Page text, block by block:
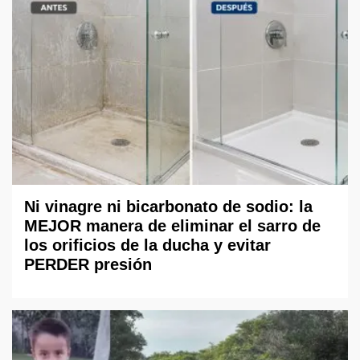
Ni vinagre ni bicarbonato de sodio: la
MEJOR manera de eliminar el sarro de
los orificios de la ducha y evitar
PERDER presión